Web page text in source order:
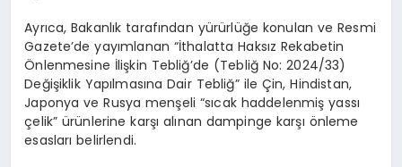
Ayrıca, Bakanlık tarafından yürürlüğe konulan ve Resmi
Gazete’de yayımlanan “İthalatta Haksız Rekabetin
Önlenmesine İlişkin Tebliğ’de (Tebliğ No: 2024/33)
Değişiklik Yapılmasına Dair Tebliğ” ile Çin, Hindistan,
Japonya ve Rusya menşeli “sıcak haddelenmiş yassı
çelik” ürünlerine karşı alınan dampinge karşı önleme
esasları belirlendi.